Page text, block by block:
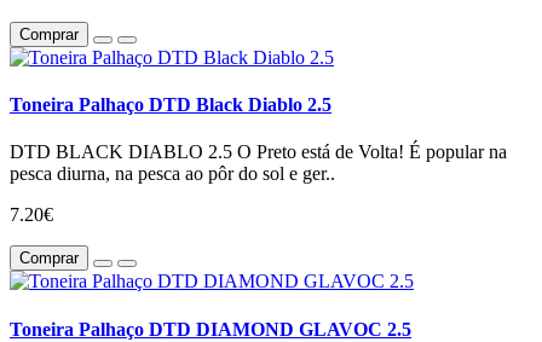
Comprar
Toneira Palhaço DTD Black Diablo 2.5
DTD BLACK DIABLO 2.5 O Preto está de Volta! É popular na
pesca diurna, na pesca ao pôr do sol e ger..
7.20€
Comprar
Toneira Palhaço DTD DIAMOND GLAVOC 2.5